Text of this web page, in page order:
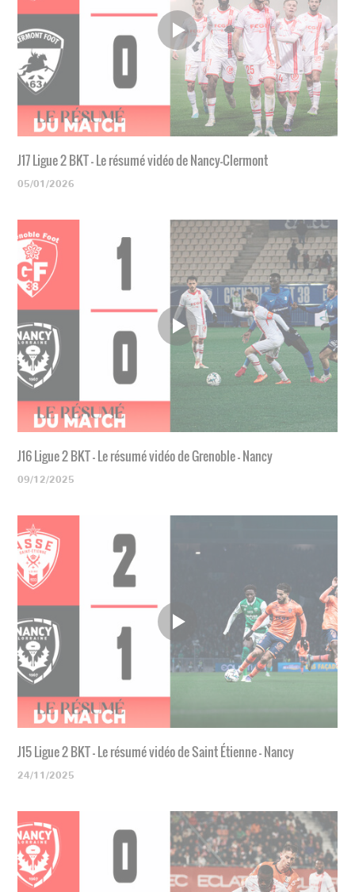
J17 Ligue 2 BKT - Le résumé vidéo de Nancy-Clermont
05/01/2026
J16 Ligue 2 BKT - Le résumé vidéo de Grenoble - Nancy
09/12/2025
J15 Ligue 2 BKT - Le résumé vidéo de Saint Étienne - Nancy
24/11/2025